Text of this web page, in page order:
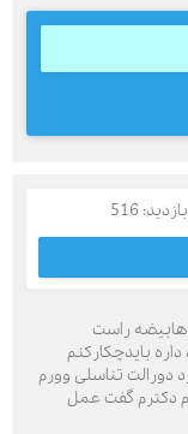
516
هابیضه راست
بایدچکارکنم
تناسلی وورم
اردیبهشت 95بود رفتم دکترم گفت عمل